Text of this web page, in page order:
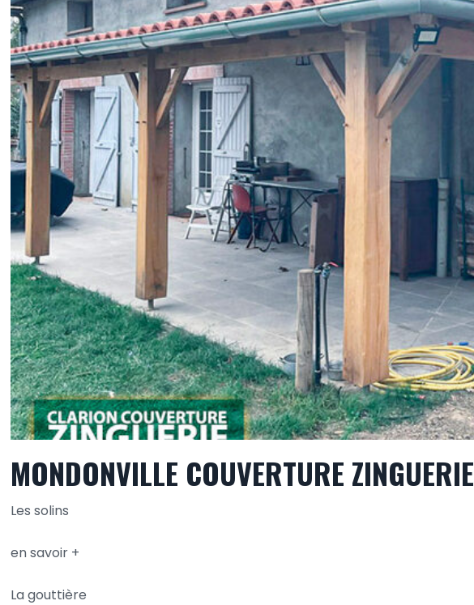
MONDONVILLE COUVERTURE ZINGUERIE
Les solins
en savoir +
La gouttière